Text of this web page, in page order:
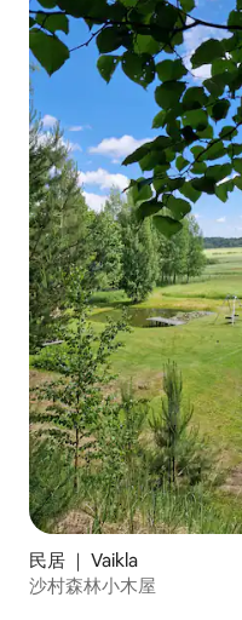
民居 ｜ Vaikla
沙村森林小木屋